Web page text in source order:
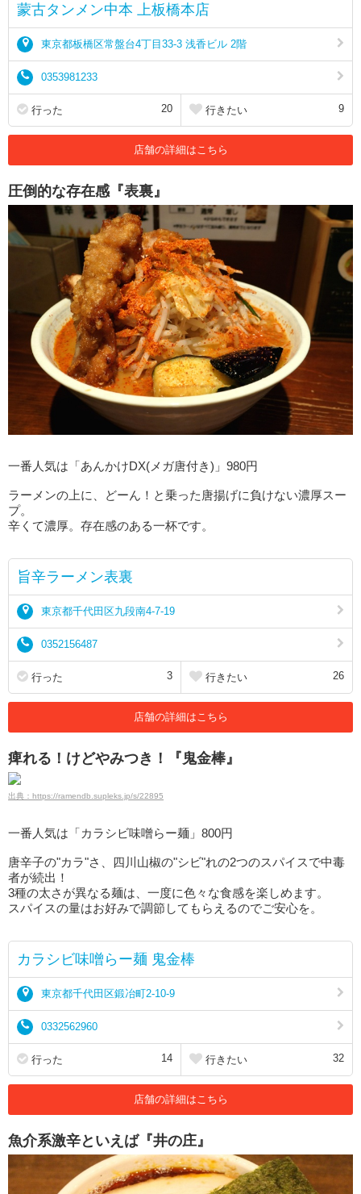
蒙古タンメン中本 上板橋本店
東京都板橋区常盤台4丁目33-3 浅香ビル 2階
0353981233
行った 20 行きたい 9
店舗の詳細はこちら
圧倒的な存在感『表裏』
一番人気は「あんかけDX(メガ唐付き)」980円
ラーメンの上に、どーん！と乗った唐揚げに負けない濃厚スー
プ。
辛くて濃厚。存在感のある一杯です。
旨辛ラーメン表裏
東京都千代田区九段南4-7-19
0352156487
行った 3 行きたい 26
店舗の詳細はこちら
痺れる！けどやみつき！『鬼金棒』
出典：https://ramendb.supleks.jp/s/22895
一番人気は「カラシビ味噌らー麺」800円
唐辛子の"カラ"さ、四川山椒の"シビ"れの2つのスパイスで中毒
者が続出！
3種の太さが異なる麺は、一度に色々な食感を楽しめます。
スパイスの量はお好みで調節してもらえるのでご安心を。
カラシビ味噌らー麺 鬼金棒
東京都千代田区鍛冶町2-10-9
0332562960
行った 14 行きたい 32
店舗の詳細はこちら
魚介系激辛といえば『井の庄』